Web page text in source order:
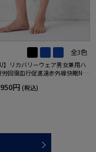
全3色
】リカバリーウェア男女兼用ハ
労回復血行促進遠赤外線快眠NA
般医療機器】SS～LLサイズ
円 (税込)